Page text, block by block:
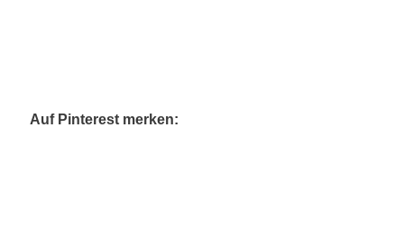
Auf Pinterest merken: